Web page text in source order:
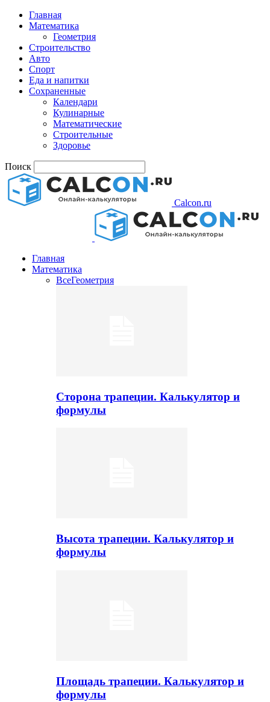
Главная
Математика
Геометрия
Строительство
Авто
Спорт
Еда и напитки
Сохраненные
Календари
Кулинарные
Математические
Строительные
Здоровье
Поиск
Calcon.ru
Главная
Математика
ВсеГеометрия
Сторона трапеции. Калькулятор и
формулы
Высота трапеции. Калькулятор и
формулы
Площадь трапеции. Калькулятор и
формулы